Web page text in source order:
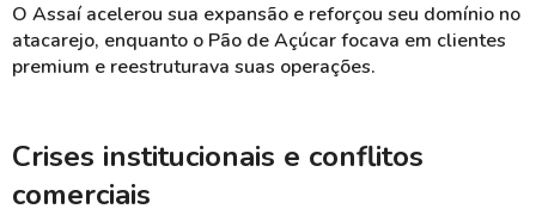
O Assaí acelerou sua expansão e reforçou seu domínio no
atacarejo, enquanto o Pão de Açúcar focava em clientes
premium e reestruturava suas operações.
Crises institucionais e conflitos
comerciais